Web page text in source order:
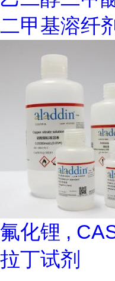
二甲基溶纤
氟化锂 ,
拉丁试剂